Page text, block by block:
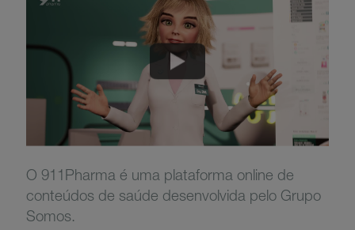
O 911Pharma é uma plataforma online de
conteúdos de saúde desenvolvida pelo Grupo
Somos.